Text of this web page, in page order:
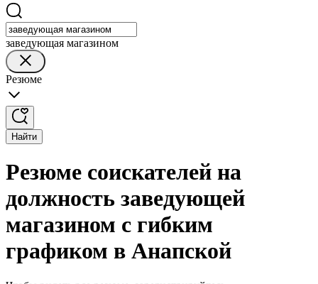
заведующая магазином
Резюме
Найти
Резюме соискателей на
должность заведующей
магазином с гибким
графиком в Анапской